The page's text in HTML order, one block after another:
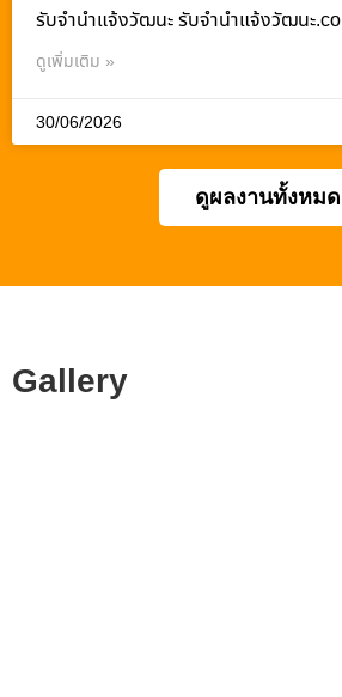
รับจํานําแจ้งวัฒนะ รับจํานําแจ้งวัฒนะ.co
ดูเพิ่มเติม »
30/06/2026
ดูผลงานทั้งหมด
Gallery